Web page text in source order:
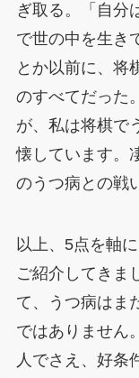
ぎ取る。「自分
で世の中を生き
とか以前に、将
のすべてだった
が、私は将棋で
懐しています。
のうつ病との戦
以上、5点を軸
ご紹介してきま
て、うつ病はま
ではありません
人でさえ、好条